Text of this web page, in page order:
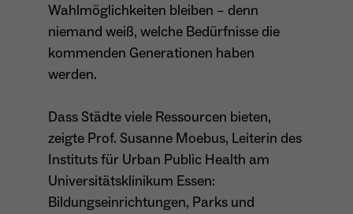
Laufzeit 2 Jahre
Zweck
Vergibt eine zufällige, pseudonyme ID, damit
erkannt wird, ob ein Besucher neu oder
Name _gcl_au
Anbieter Google LLC
Wahlmöglichkeiten bleiben – denn
niemand weiß, welche Bedürfnisse die
kommenden Generationen haben
werden.
Dass Städte viele Ressourcen bieten,
zeigte Prof. Susanne Moebus, Leiterin des
Instituts für Urban Public Health am
Universitätsklinikum Essen:
Bildungseinrichtungen, Parks und